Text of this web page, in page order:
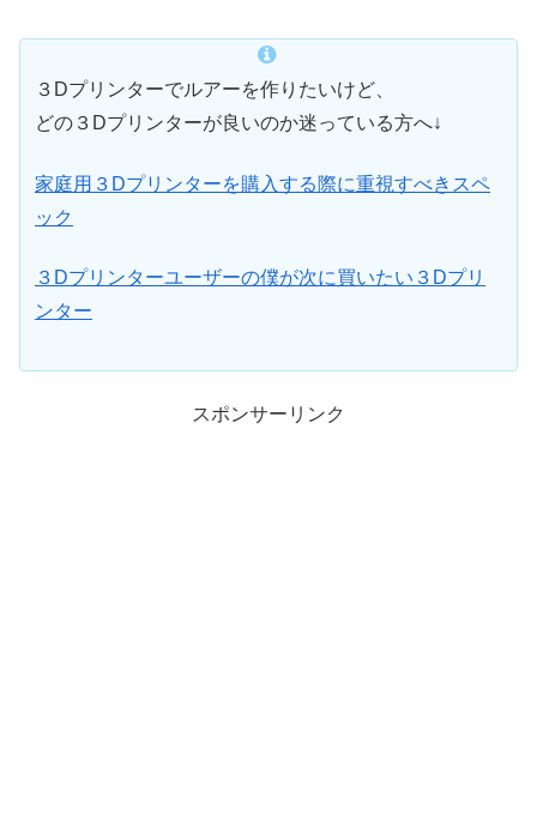
３Dプリンターでルアーを作りたいけど、
どの３Dプリンターが良いのか迷っている方へ↓
家庭用３Dプリンターを購入する際に重視すべきスペ
ック
３Dプリンターユーザーの僕が次に買いたい３Dプリ
ンター
スポンサーリンク